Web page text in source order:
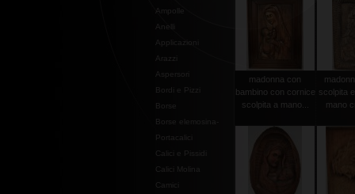
Ampolle
Anelli
Applicazioni
Arazzi
Aspersori
Bordi e Pizzi
Borse
Borse elemosina-
Portacalici
Calici e Pissidi
Calici Molina
madonna con
bambino con cornice
scolpita a mano...
scolpita
mano